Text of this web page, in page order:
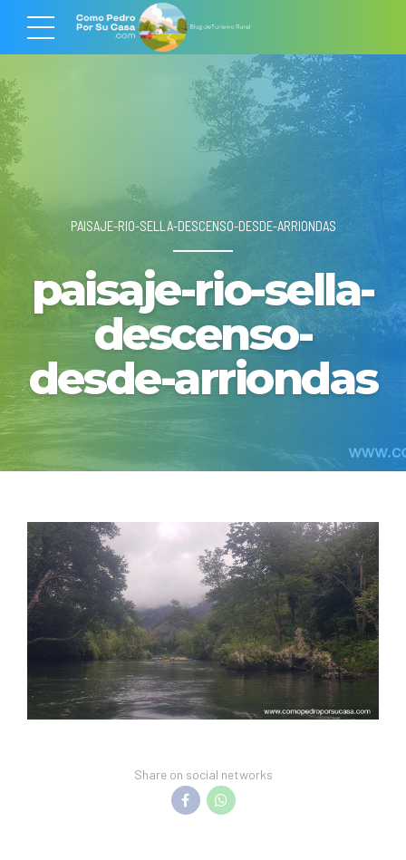
PAISAJE-RIO-SELLA-DESCENSO-DESDE-ARRIONDAS
paisaje-rio-sella-
descenso-
desde-arriondas
Share on social networks